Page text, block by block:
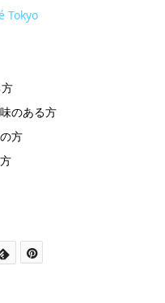
Tokyo
のある方
方